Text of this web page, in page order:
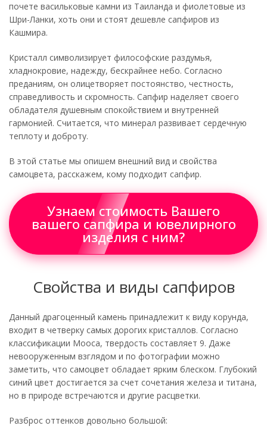
почете васильковые камни из Таиланда и фиолетовые из
Шри-Ланки, хоть они и стоят дешевле сапфиров из
Кашмира.
Кристалл символизирует философские раздумья,
хладнокровие, надежду, бескрайнее небо. Согласно
преданиям, он олицетворяет постоянство, честность,
справедливость и скромность. Сапфир наделяет своего
обладателя душевным спокойствием и внутренней
гармонией. Считается, что минерал развивает сердечную
теплоту и доброту.
В этой статье мы опишем внешний вид и свойства
самоцвета, расскажем, кому подходит сапфир.
Узнаем стоимость Вашего
вашего сапфира и ювелирного
изделия с ним?
Свойства и виды сапфиров
Данный драгоценный камень принадлежит к виду корунда,
входит в четверку самых дорогих кристаллов. Согласно
классификации Мооса, твердость составляет 9. Даже
невооруженным взглядом и по фотографии можно
заметить, что самоцвет обладает ярким блеском. Глубокий
синий цвет достигается за счет сочетания железа и титана,
но в природе встречаются и другие расцветки.
Разброс оттенков довольно большой: